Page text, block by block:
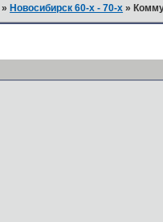
»Новосибирск 60-х - 70-х »